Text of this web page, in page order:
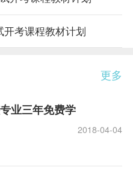
开考课程教材计划
更多
业三年免费学
2018-04-04